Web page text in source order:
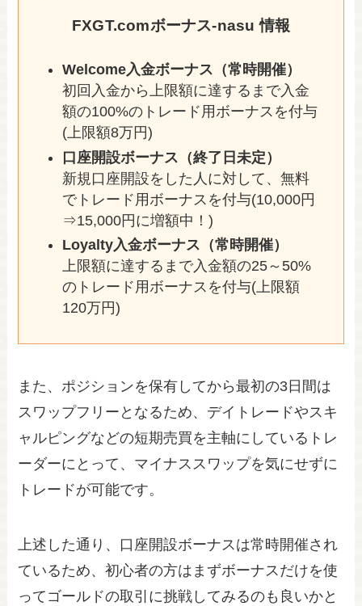
FXGT.comボーナス-nasu 情報
Welcome入金ボーナス（常時開催）
初回入金から上限額に達するまで入金
額の100%のトレード用ボーナスを付与
(上限額8万円)
口座開設ボーナス（終了日未定）
新規口座開設をした人に対して、無料
でトレード用ボーナスを付与(10,000円
⇒15,000円に増額中！)
Loyalty入金ボーナス（常時開催）
上限額に達するまで入金額の25～50%
のトレード用ボーナスを付与(上限額
120万円)
また、ポジションを保有してから最初の3日間は
スワップフリーとなるため、デイトレードやスキ
ャルピングなどの短期売買を主軸にしているトレ
ーダーにとって、マイナススワップを気にせずに
トレードが可能です。
上述した通り、口座開設ボーナスは常時開催され
ているため、初心者の方はまずボーナスだけを使
ってゴールドの取引に挑戦してみるのも良いかと